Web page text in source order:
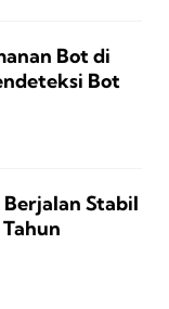
Bot di
Bot
Berjalan Stabil